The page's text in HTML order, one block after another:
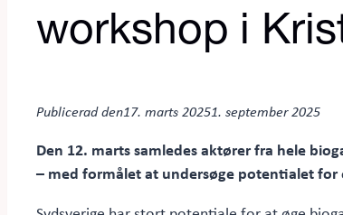
workshop i
Publicerad den17. marts 20251. september 2025
Den 12. marts samledes aktører fra hele
– med formålet at undersøge potentialet for